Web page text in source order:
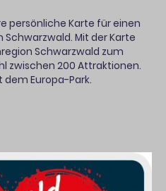
persönliche Karte für einen
Mit der Karte
Schwarzwald zum
zwischen 200 Attraktionen.
Europa-Park.